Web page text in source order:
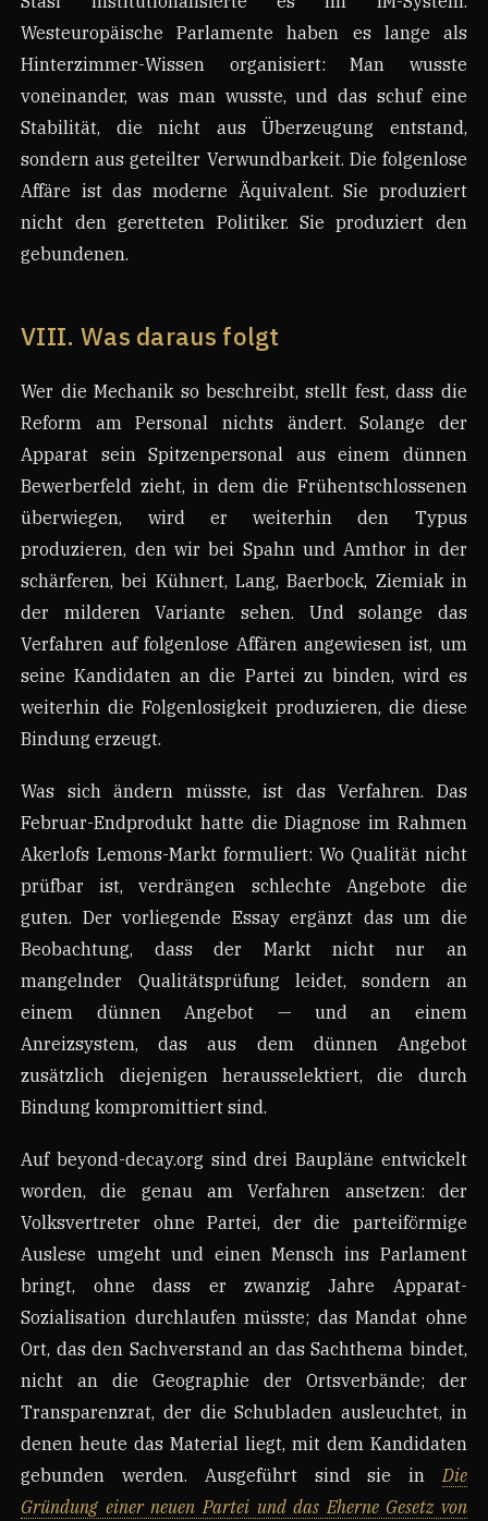
Westeuropäische Parlamente haben es lange als
Hinterzimmer-Wissen organisiert: Man wusste
voneinander, was man wusste, und das schuf eine
Stabilität, die nicht aus Überzeugung entstand,
sondern aus geteilter Verwundbarkeit. Die folgenlose
Affäre ist das moderne Äquivalent. Sie produziert
nicht den geretteten Politiker. Sie produziert den
gebundenen.
VIII. Was daraus folgt
Wer die Mechanik so beschreibt, stellt fest, dass die
Reform am Personal nichts ändert. Solange der
Apparat sein Spitzenpersonal aus einem dünnen
Bewerberfeld zieht, in dem die Frühentschlossenen
überwiegen, wird er weiterhin den Typus
produzieren, den wir bei Spahn und Amthor in der
schärferen, bei Kühnert, Lang, Baerbock, Ziemiak in
der milderen Variante sehen. Und solange das
Verfahren auf folgenlose Affären angewiesen ist, um
seine Kandidaten an die Partei zu binden, wird es
weiterhin die Folgenlosigkeit produzieren, die diese
Bindung erzeugt.
Was sich ändern müsste, ist das Verfahren. Das
Februar-Endprodukt hatte die Diagnose im Rahmen
Akerlofs Lemons-Markt formuliert: Wo Qualität nicht
prüfbar ist, verdrängen schlechte Angebote die
guten. Der vorliegende Essay ergänzt das um die
Beobachtung, dass der Markt nicht nur an
mangelnder Qualitätsprüfung leidet, sondern an
einem dünnen Angebot — und an einem
Anreizsystem, das aus dem dünnen Angebot
zusätzlich diejenigen herausselektiert, die durch
Bindung kompromittiert sind.
Auf beyond-decay.org sind drei Baupläne entwickelt
worden, die genau am Verfahren ansetzen: der
Volksvertreter ohne Partei, der die parteiförmige
Auslese umgeht und einen Mensch ins Parlament
bringt, ohne dass er zwanzig Jahre Apparat-
Sozialisation durchlaufen müsste; das Mandat ohne
Ort, das den Sachverstand an das Sachthema bindet,
nicht an die Geographie der Ortsverbände; der
Transparenzrat, der die Schubladen ausleuchtet, in
denen heute das Material liegt, mit dem Kandidaten
gebunden werden. Ausgeführt sind sie in Die
Gründung einer neuen Partei und das Eherne Gesetz von